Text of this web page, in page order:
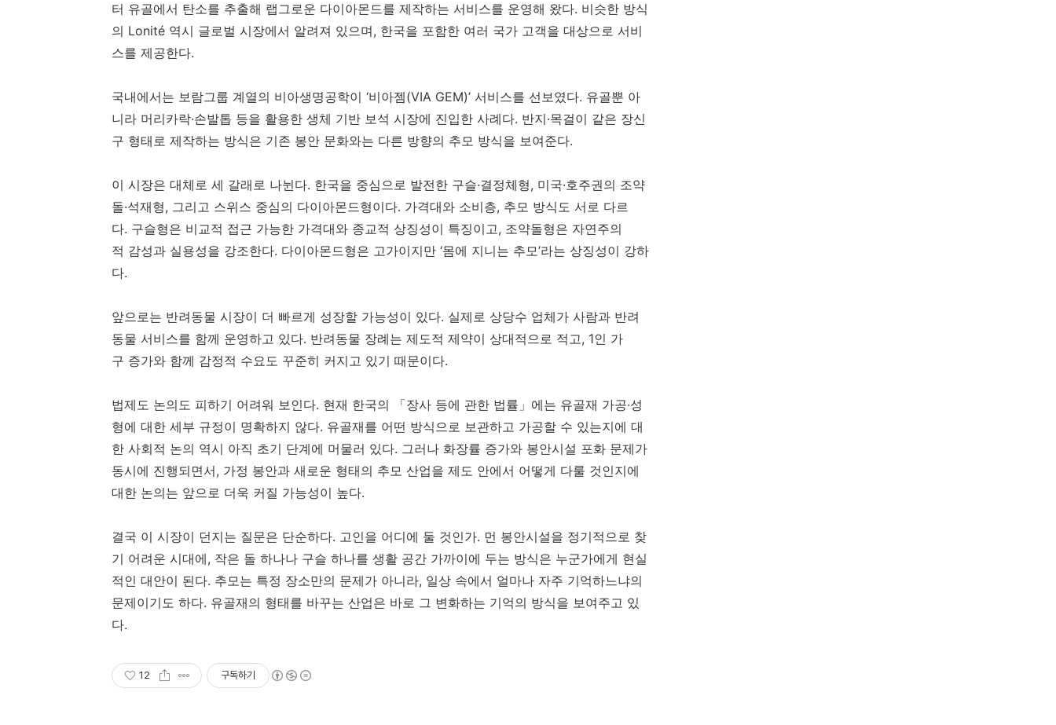
터 유골에서 탄소를 추출해 랩그로운 다이아몬드를 제작하는 서비스를 운영해 왔다. 비슷한 방식
의 Lonité 역시 글로벌 시장에서 알려져 있으며, 한국을 포함한 여러 국가 고객을 대상으로 서비
스를 제공한다.
국내에서는 보람그룹 계열의 비아생명공학이 ‘비아젬(VIA GEM)’ 서비스를 선보였다. 유골뿐 아
니라 머리카락·손발톱 등을 활용한 생체 기반 보석 시장에 진입한 사례다. 반지·목걸이 같은 장신
구 형태로 제작하는 방식은 기존 봉안 문화와는 다른 방향의 추모 방식을 보여준다.
이 시장은 대체로 세 갈래로 나뉜다. 한국을 중심으로 발전한 구슬·결정체형, 미국·호주권의 조약
돌·석재형, 그리고 스위스 중심의 다이아몬드형이다. 가격대와 소비층, 추모 방식도 서로 다르
다. 구슬형은 비교적 접근 가능한 가격대와 종교적 상징성이 특징이고, 조약돌형은 자연주의
적 감성과 실용성을 강조한다. 다이아몬드형은 고가이지만 ‘몸에 지니는 추모’라는 상징성이 강하
다.
앞으로는 반려동물 시장이 더 빠르게 성장할 가능성이 있다. 실제로 상당수 업체가 사람과 반려
동물 서비스를 함께 운영하고 있다. 반려동물 장례는 제도적 제약이 상대적으로 적고, 1인 가
구 증가와 함께 감정적 수요도 꾸준히 커지고 있기 때문이다.
법제도 논의도 피하기 어려워 보인다. 현재 한국의 「장사 등에 관한 법률」에는 유골재 가공·성
형에 대한 세부 규정이 명확하지 않다. 유골재를 어떤 방식으로 보관하고 가공할 수 있는지에 대
한 사회적 논의 역시 아직 초기 단계에 머물러 있다. 그러나 화장률 증가와 봉안시설 포화 문제가
동시에 진행되면서, 가정 봉안과 새로운 형태의 추모 산업을 제도 안에서 어떻게 다룰 것인지에
대한 논의는 앞으로 더욱 커질 가능성이 높다.
결국 이 시장이 던지는 질문은 단순하다. 고인을 어디에 둘 것인가. 먼 봉안시설을 정기적으로 찾
기 어려운 시대에, 작은 돌 하나나 구슬 하나를 생활 공간 가까이에 두는 방식은 누군가에게 현실
적인 대안이 된다. 추모는 특정 장소만의 문제가 아니라, 일상 속에서 얼마나 자주 기억하느냐의
문제이기도 하다. 유골재의 형태를 바꾸는 산업은 바로 그 변화하는 기억의 방식을 보여주고 있
다.
12 구독하기